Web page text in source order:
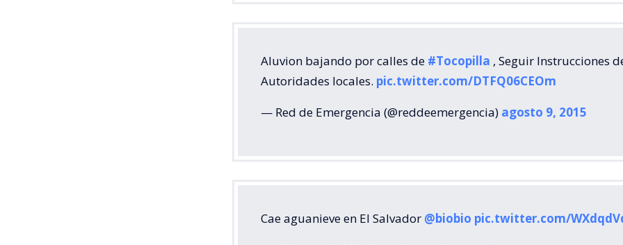
Aluvion bajando por calles de #Tocopilla , Seguir Instrucciones
Autoridades locales. pic.twitter.com/DTFQ06CEOm
— Red de Emergencia (@reddeemergencia) agosto 9, 2015
Cae aguanieve en El Salvador @biobio pic.twitter.com/